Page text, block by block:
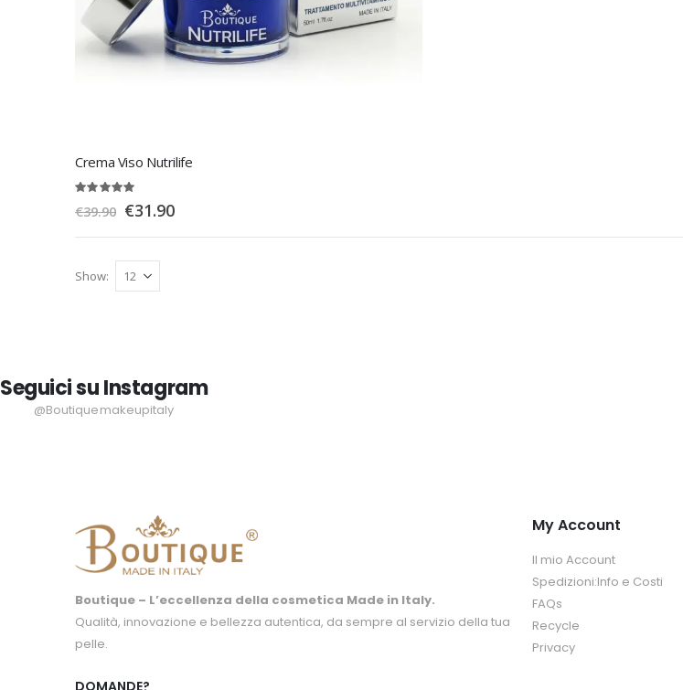
Crema Viso Nutrilife
Rating:
€39.90 Special
Price
€31.90
Show
Seguici su Instagram
@Boutiquemakeupitaly
Boutique – L’eccellenza della cosmetica Made in Italy.
Qualità, innovazione e bellezza autentica, da sempre al servizio della tua
pelle.
DOMANDE?
My Account
Il mio Account
Spedizioni:Info e Costi
FAQs
Recycle
Privacy